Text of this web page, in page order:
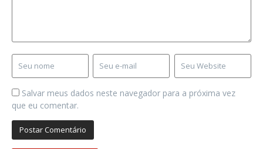
Salvar meus dados neste navegador para a próxima vez
que eu comentar.